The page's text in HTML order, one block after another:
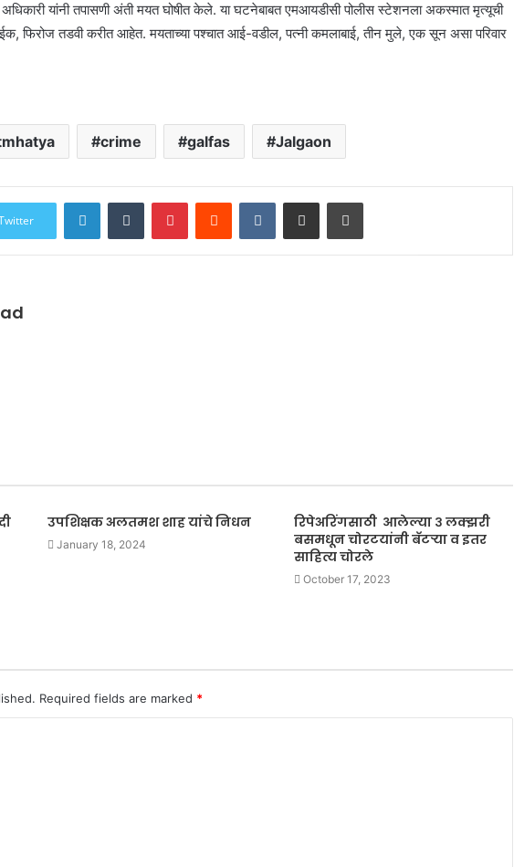
अधिकारी यांनी तपासणी अंती मयत घोषीत केले. या घटनेबाबत एमआयडीसी पोलीस स्टेशनला अकस्मात मृत्यूची
फिरोज तडवी करीत आहेत. मयताच्या पश्चात आई-वडील, पत्नी कमलाबाई, तीन मुले, एक सून असा परिवार
crime galfas Jalgaon
LinkedInTumblr PinterestReddit VKontakteShare via Email Print
उपशिक्षक अलतमश शाह यांचे निधन
January 18, 2024
रिपेअरिंगसाठी आलेल्या ३ लक्झरी
बसमधून चोरटयांनी बॅटऱ्या व इतर
साहित्य चोरले
October 17, 2023
Required fields are marked *